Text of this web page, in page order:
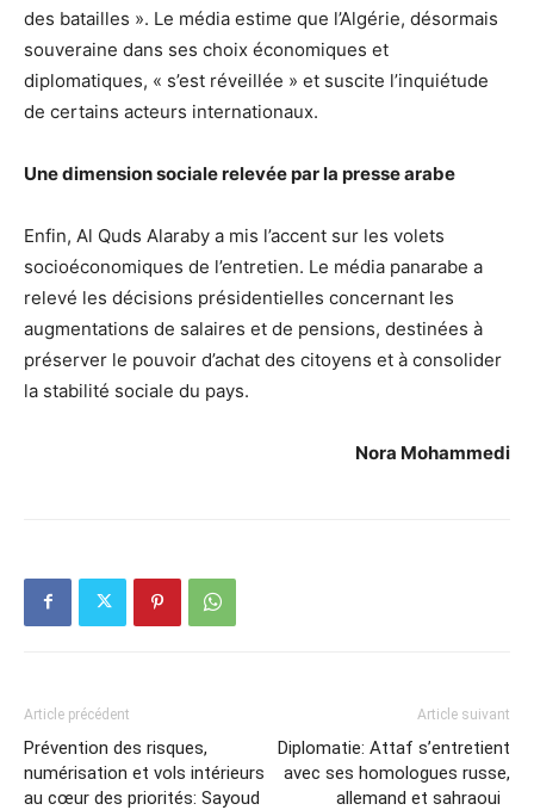
des batailles ». Le média estime que l’Algérie, désormais
souveraine dans ses choix économiques et
diplomatiques, « s’est réveillée » et suscite l’inquiétude
de certains acteurs internationaux.
Une dimension sociale relevée par la presse arabe
Enfin, Al Quds Alaraby a mis l’accent sur les volets
socioéconomiques de l’entretien. Le média panarabe a
relevé les décisions présidentielles concernant les
augmentations de salaires et de pensions, destinées à
préserver le pouvoir d’achat des citoyens et à consolider
la stabilité sociale du pays.
Nora Mohammedi
Article précédent
Prévention des risques,
numérisation et vols intérieurs
au cœur des priorités: Sayoud
Article suivant
Diplomatie: Attaf s’entretient
avec ses homologues russe,
allemand et sahraoui